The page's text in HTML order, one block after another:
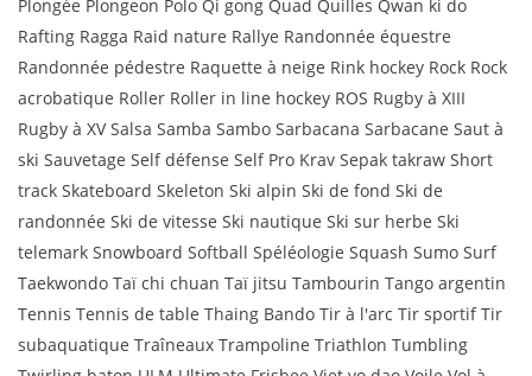
Plongée Plongeon Polo Qi gong Quad Quilles Qwan ki do
Rafting Ragga Raid nature Rallye Randonnée équestre
Randonnée pédestre Raquette à neige Rink hockey Rock Rock
acrobatique Roller Roller in line hockey ROS Rugby à XIII
Rugby à XV Salsa Samba Sambo Sarbacana Sarbacane Saut à
ski Sauvetage Self défense Self Pro Krav Sepak takraw Short
track Skateboard Skeleton Ski alpin Ski de fond Ski de
randonnée Ski de vitesse Ski nautique Ski sur herbe Ski
telemark Snowboard Softball Spéléologie Squash Sumo Surf
Taekwondo Taï chi chuan Taï jitsu Tambourin Tango argentin
Tennis Tennis de table Thaing Bando Tir à l'arc Tir sportif Tir
subaquatique Traîneaux Trampoline Triathlon Tumbling